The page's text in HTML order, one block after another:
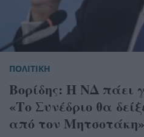
ΠΟΛΙΤΙΚΗ
Βορίδης: Η ΝΔ πάει
«Το Συνέδριο θα
από τον Μητσοτάκη»